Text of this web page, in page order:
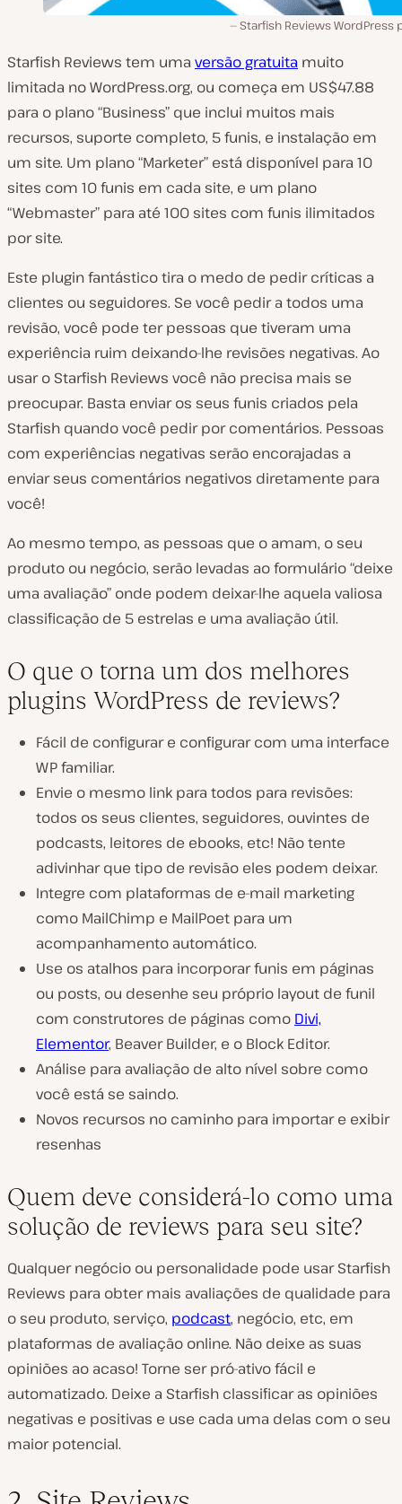
Starfish Reviews WordPress
Starfish Reviews tem uma versão gratuita muito
limitada no WordPress.org, ou começa em US$47.88
para o plano “Business” que inclui muitos mais
recursos, suporte completo, 5 funis, e instalação em
um site. Um plano “Marketer” está disponível para 10
sites com 10 funis em cada site, e um plano
“Webmaster” para até 100 sites com funis ilimitados
por site.
Este plugin fantástico tira o medo de pedir críticas a
clientes ou seguidores. Se você pedir a todos uma
revisão, você pode ter pessoas que tiveram uma
experiência ruim deixando-lhe revisões negativas. Ao
usar o Starfish Reviews você não precisa mais se
preocupar. Basta enviar os seus funis criados pela
Starfish quando você pedir por comentários. Pessoas
com experiências negativas serão encorajadas a
enviar seus comentários negativos diretamente para
você!
Ao mesmo tempo, as pessoas que o amam, o seu
produto ou negócio, serão levadas ao formulário “deixe
uma avaliação” onde podem deixar-lhe aquela valiosa
classificação de 5 estrelas e uma avaliação útil.
O que o torna um dos melhores
plugins WordPress de reviews?
Fácil de configurar e configurar com uma interface
WP familiar.
Envie o mesmo link para todos para revisões:
todos os seus clientes, seguidores, ouvintes de
podcasts, leitores de ebooks, etc! Não tente
adivinhar que tipo de revisão eles podem deixar.
Integre com plataformas de e-mail marketing
como MailChimp e MailPoet para um
acompanhamento automático.
Use os atalhos para incorporar funis em páginas
ou posts, ou desenhe seu próprio layout de funil
com construtores de páginas como Divi,
Elementor, Beaver Builder, e o Block Editor.
Análise para avaliação de alto nível sobre como
você está se saindo.
Novos recursos no caminho para importar e exibir
resenhas
Quem deve considerá-lo como uma
solução de reviews para seu site?
Qualquer negócio ou personalidade pode usar Starfish
Reviews para obter mais avaliações de qualidade para
o seu produto, serviço, podcast, negócio, etc, em
plataformas de avaliação online. Não deixe as suas
opiniões ao acaso! Torne ser pró-ativo fácil e
automatizado. Deixe a Starfish classificar as opiniões
negativas e positivas e use cada uma delas com o seu
maior potencial.